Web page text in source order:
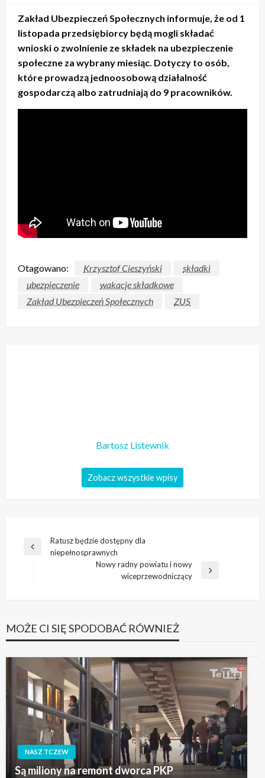
Zakład Ubezpieczeń Społecznych informuje, że od 1
listopada przedsiębiorcy będą mogli składać
wnioski o zwolnienie ze składek na ubezpieczenie
społeczne za wybrany miesiąc. Dotyczy to osób,
które prowadzą jednoosobową działalność
gospodarczą albo zatrudniają do 9 pracowników.
Otagowano: Krzysztof Cieszyński
składki
ubezpieczenie
wakacje składkowe
Zakład Ubezpieczeń Społecznych
ZUS
Bartosz Listewnik
Zobacz wszystkie wpisy
Nawigacja
wpisu
Poprzedni
Ratusz będzie dostępny dla
niepełnosprawnych
Nowy radny powiatu i nowy
wiceprzewodniczący
MOŻE CI SIĘ SPODOBAĆ RÓWNIEŻ
NASZ TCZEW
Są miliony na remont dworca PKP